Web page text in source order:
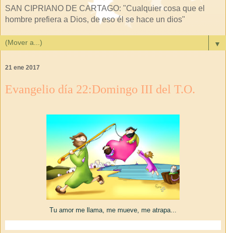
SAN CIPRIANO DE CARTAGO: "Cualquier cosa que el
hombre prefiera a Dios, de eso él se hace un dios"
▼
21 ene 2017
Evangelio día 22:Domingo III del T.O.
Tu amor me llama, me mueve, me atrapa...